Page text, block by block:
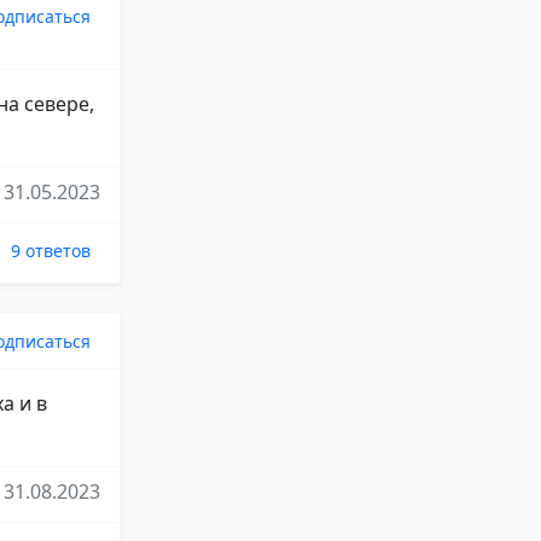
севере,
31.05.2023
9 ответов
и в
31.08.2023